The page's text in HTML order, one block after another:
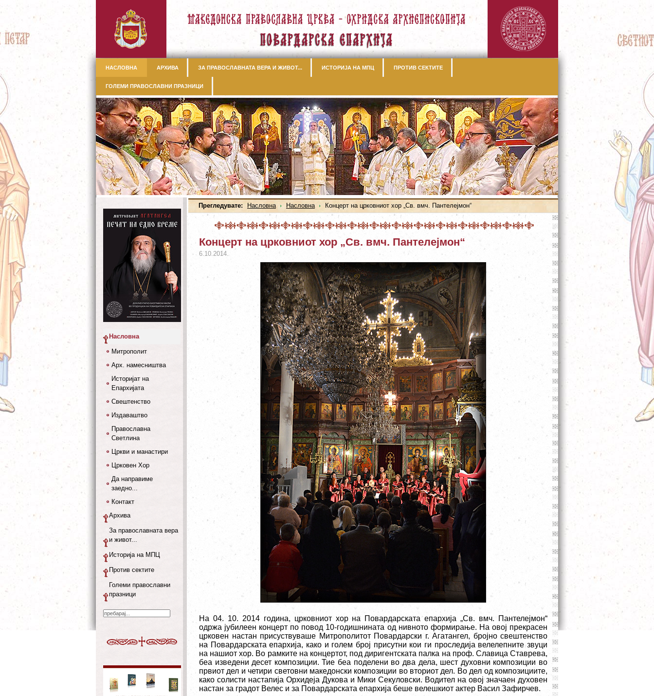
НАСЛОВНА АРХИВА ЗА ПРАВОСЛАВНАТА ВЕРА И ЖИВОТ... ИСТОРИЈА НА МПЦ ПРОТИВ СЕКТИТЕ
ГОЛЕМИ ПРАВОСЛАВНИ ПРАЗНИЦИ
Прегледувате: Насловна Насловна Концерт на црковниот хор „Св. вмч. Пантелејмон“
Концерт на црковниот хор „Св. вмч. Пантелејмон“
6.10.2014.
На 04. 10. 2014 година, црковниот хор на Повардарската епархија „Св. вмч. Пантелејмон“
одржа јубилеен концерт по повод 10-годишнината од нивното формирање. На овој прекрасен
црковен настан присуствуваше Митрополитот Повардарски г. Агатангел, бројно свештенство
на Повардарската епархија, како и голем број присутни кои ги проследија велелепните звуци
на нашиот хор. Во рамките на концертот, под диригентската палка на проф. Славица Ставрева,
беа изведени десет композиции. Тие беа поделени во два дела, шест духовни композиции во
првиот дел и четири световни македонски композиции во вториот дел. Во дел од композициите,
како солисти настапија Орхидеја Дукова и Мики Секуловски. Водител на овој значаен духовен
настан за градот Велес и за Повардарската епархија беше велешкиот актер Васил Зафирчев.
Насловна
Митрополит
Арх. намесништва
Историјат на
Епархијата
Свештенство
Издаваштво
Православна
Светлина
Цркви и манастири
Црковен Хор
Да направиме
заедно...
Контакт
Архива
За православната вера
и живот...
Историја на МПЦ
Против сектите
Големи православни
празници